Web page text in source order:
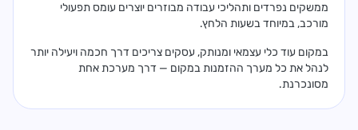
ממשקים נפרדים ותהליכי עבודה מבוזרים יוצרים עומס תפעולי
מורכב, במיוחד בשעות הלחץ.
במקום עוד כלי עצמאי ומנותק, עסקים צריכים דרך חכמה ויעילה יותר
לנהל את כל מערך ההזמנות במקום — דרך מערכת אחת
מסונכרנת.